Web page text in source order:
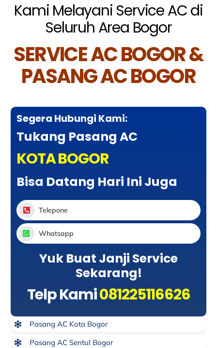
Kami Melayani Service AC di
Seluruh Area Bogor
SERVICE AC BOGOR &
PASANG AC BOGOR
Segera Hubungi Kami:
Tukang Pasang AC
KOTA BOGOR
Bisa Datang Hari Ini Juga
Telepone
Whatsapp
Yuk Buat Janji Service
Sekarang!
Telp Kami081225116626
Pasang AC Kota Bogor
Pasang AC Sentul Bogor